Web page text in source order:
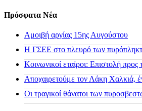
Πρόσφατα Νέα
Αμοιβή αργίας 15ης Αυγούστου
H ΓΣΕΕ στο πλευρό των
Κοινωνικοί εταίροι: Επιστολή
Αποχαιρετούμε τον Λάκη Χαλκιά,
Οι τραγικοί θάνατοι των